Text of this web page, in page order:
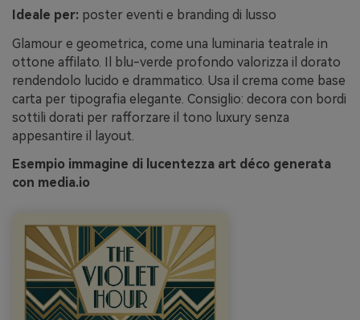
Ideale per: poster eventi e branding di lusso
Glamour e geometrica, come una luminaria teatrale in
ottone affilato. Il blu-verde profondo valorizza il dorato
rendendolo lucido e drammatico. Usa il crema come base
carta per tipografia elegante. Consiglio: decora con bordi
sottili dorati per rafforzare il tono luxury senza
appesantire il layout.
Esempio immagine di lucentezza art déco generata
con media.io